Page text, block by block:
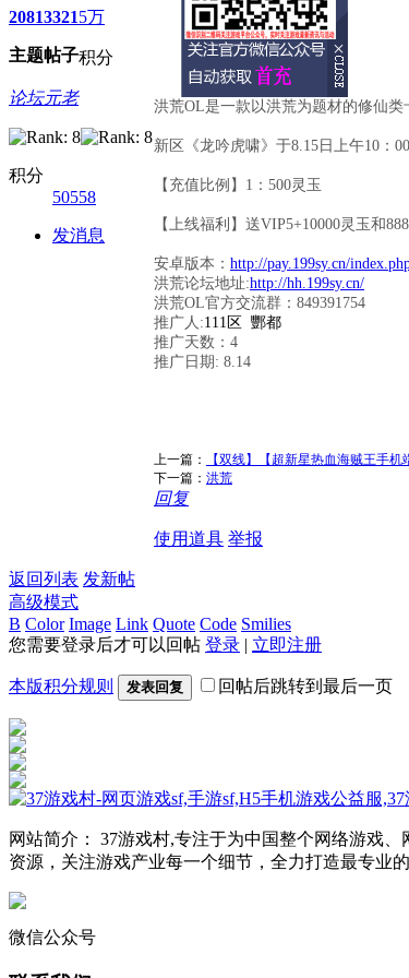
2081
主题
3321
帖子
5万
积分
论坛元老
积分
50558
发消息
洪荒OL是一款以洪荒为题材的修仙
新区《龙吟虎啸》于8.15日上午10：
【充值比例】1：500灵玉
【上线福利】送VIP5+10000灵玉和
安卓版本： http://pay.199sy.cn/
洪荒论坛地址:http://hh.199sy.cn/
洪荒OL官方交流群：849391754
推广人:111区 酆都
推广天数：4
推广日期: 8.14
上一篇：
【双线】【超新星热血海贼王手机
下一篇： 洪荒
回复
使用道具 举报
返回列表 发新帖
高级模式
B Color Image Link Quote Code Smilies
您需要登录后才可以回帖 登录 | 立即注册
本版积分规则 发表回复 回帖后跳转到最后一页
网站简介： 37游戏村,专注于为中国整个网络游戏
资源，关注游戏产业每一个细节，全力打造最专业
微信公众号